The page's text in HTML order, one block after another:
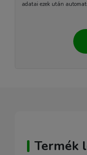
adatai ezek után
Termék